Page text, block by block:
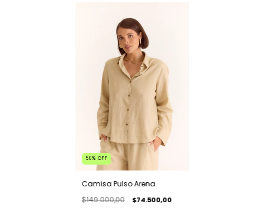
50% OFF
Camisa Pulso Arena
$149.000,00
$74.500,00